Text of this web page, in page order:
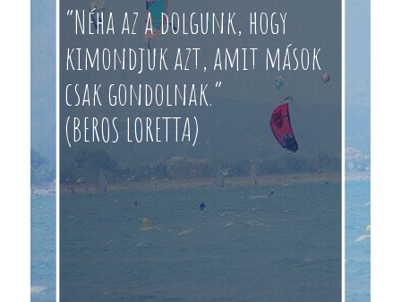
“Néha az a dolgunk, hogy
kimondjuk azt, amit mások
csak gondolnak.”
(BEROS LORETTA)